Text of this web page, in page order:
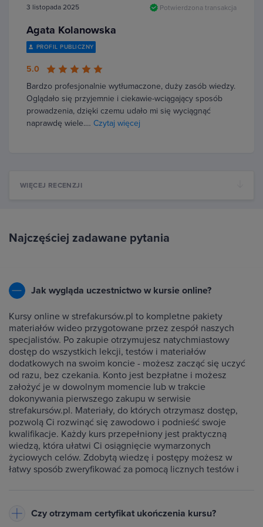
3 listopada 2025 Potwierdzona transakcja
Agata Kolanowska
PROFIL PUBLICZNY
5.0
Bardzo profesjonalnie wytłumaczone, duży zasób wiedzy.
Oglądało się przyjemnie i ciekawie-wciągający sposób
prowadzenia, dzięki czemu udało mi się wyciągnąć
naprawdę wiele.… Czytaj więcej
WIĘCEJ RECENZJI
Najczęściej zadawane pytania
Jak wygląda uczestnictwo w kursie online?
Kursy online w strefakursów.pl to kompletne pakiety
materiałów wideo przygotowane przez zespół naszych
specjalistów. Po zakupie otrzymujesz natychmiastowy
dostęp do wszystkich lekcji, testów i materiałów
dodatkowych na swoim koncie - możesz zacząć się uczyć
od razu, bez czekania. Konto jest bezpłatne i możesz
założyć je w dowolnym momencie lub w trakcie
dokonywania pierwszego zakupu w serwisie
strefakursów.pl. Materiały, do których otrzymasz dostęp,
pozwolą Ci rozwinąć się zawodowo i podnieść swoje
kwalifikacje. Każdy kurs przepełniony jest praktyczną
wiedzą, która ułatwi Ci osiągnięcie wymarzonych
życiowych celów. Zdobytą wiedzę i postępy możesz w
łatwy sposób zweryfikować za pomocą licznych testów i
Czy otrzymam certyfikat ukończenia kursu?